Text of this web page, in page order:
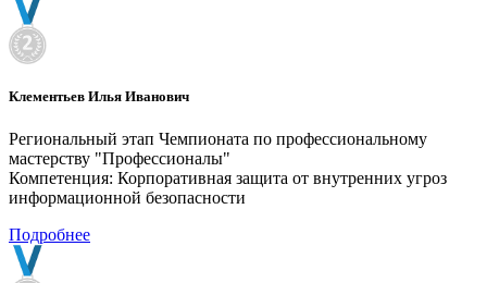
Клементьев Илья Иванович
Региональный этап Чемпионата по профессиональному
мастерству "Профессионалы"
Компетенция: Корпоративная защита от внутренних угроз
информационной безопасности
Подробнее